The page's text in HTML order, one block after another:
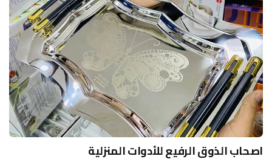
اصحاب الذوق الرفيع للأدوات المنزلية